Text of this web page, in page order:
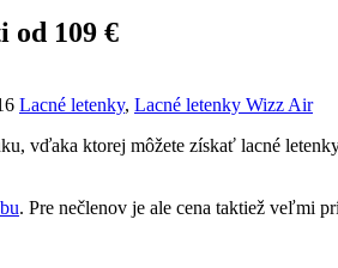
od 109 €
Lacné letenky, Lacné letenky Wizz Air
vďaka ktorej môžete získať lacné
. Pre nečlenov je ale cena taktiež veľmi